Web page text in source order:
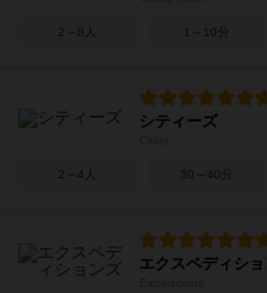
2～8人 1～10分
シティーズ
2～4人 30～40分
エクスペディシ